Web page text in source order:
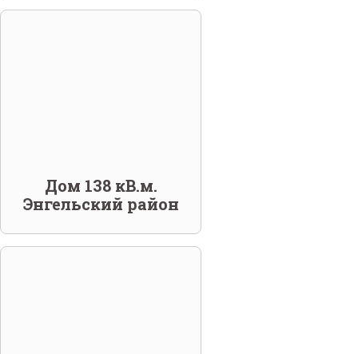
Дом 138 кВ.м.
Энгельский район